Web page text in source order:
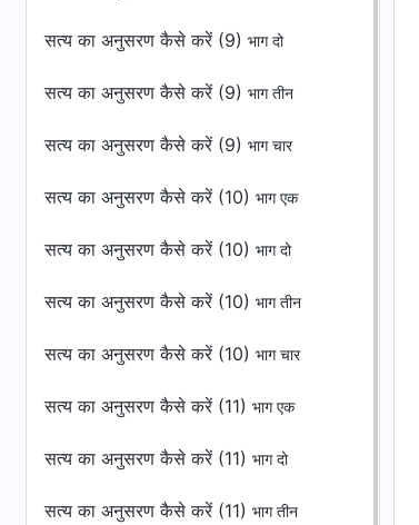
सत्य का अनुसरण कैसे करें (9) भाग दो
सत्य का अनुसरण कैसे करें (9) भाग तीन
सत्य का अनुसरण कैसे करें (9) भाग चार
सत्य का अनुसरण कैसे करें (10) भाग एक
सत्य का अनुसरण कैसे करें (10) भाग दो
सत्य का अनुसरण कैसे करें (10) भाग तीन
सत्य का अनुसरण कैसे करें (10) भाग चार
सत्य का अनुसरण कैसे करें (11) भाग एक
सत्य का अनुसरण कैसे करें (11) भाग दो
सत्य का अनुसरण कैसे करें (11) भाग तीन